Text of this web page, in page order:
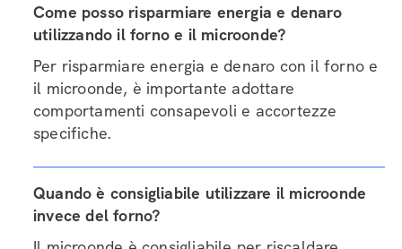
Come posso risparmiare energia e denaro
utilizzando il forno e il microonde?
Per risparmiare energia e denaro con il forno e
il microonde, è importante adottare
comportamenti consapevoli e accortezze
specifiche.
Quando è consigliabile utilizzare il microonde
invece del forno?